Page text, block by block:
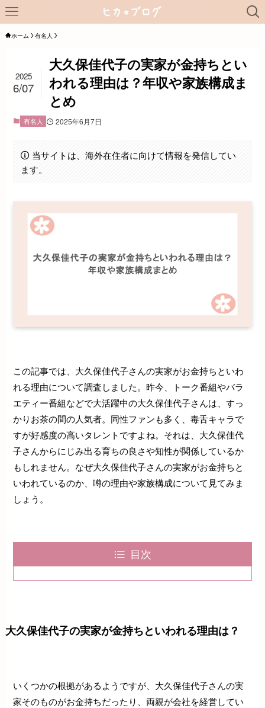
ホーム 有名人
大久保佳代子の実家が金持ちとい
われる理由は？年収や家族構成ま
とめ
2025
6/07
有名人 2025年6月7日
当サイトは、海外在住者に向けて情報を発信してい
ます。
この記事では、大久保佳代子さんの実家がお金持ちといわ
れる理由について調査しました。昨今、トーク番組やバラ
エティー番組などで大活躍中の大久保佳代子さんは、すっ
かりお茶の間の人気者。同性ファンも多く、毒舌キャラで
すが好感度の高いタレントですよね。それは、大久保佳代
子さんからにじみ出る育ちの良さや知性が関係しているか
もしれません。なぜ大久保佳代子さんの実家がお金持ちと
いわれているのか、噂の理由や家族構成について見てみま
しょう。
目次
大久保佳代子の実家が金持ちといわれる理由は？
いくつかの根拠があるようですが、大久保佳代子さんの実
家そのものがお金持ちだったり、両親が会社を経営してい